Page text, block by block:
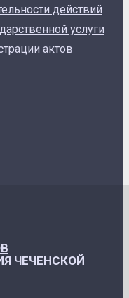
действий
услуги
актов
ЧЕЧЕНСКОЙ